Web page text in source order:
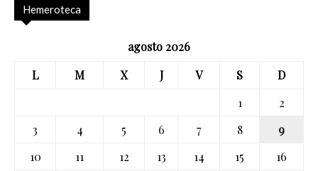
Hemeroteca
agosto 2026
L
M X J V S
D
1
2
3
4 5 6 7 8
9
10
11 12 13 14 15
16